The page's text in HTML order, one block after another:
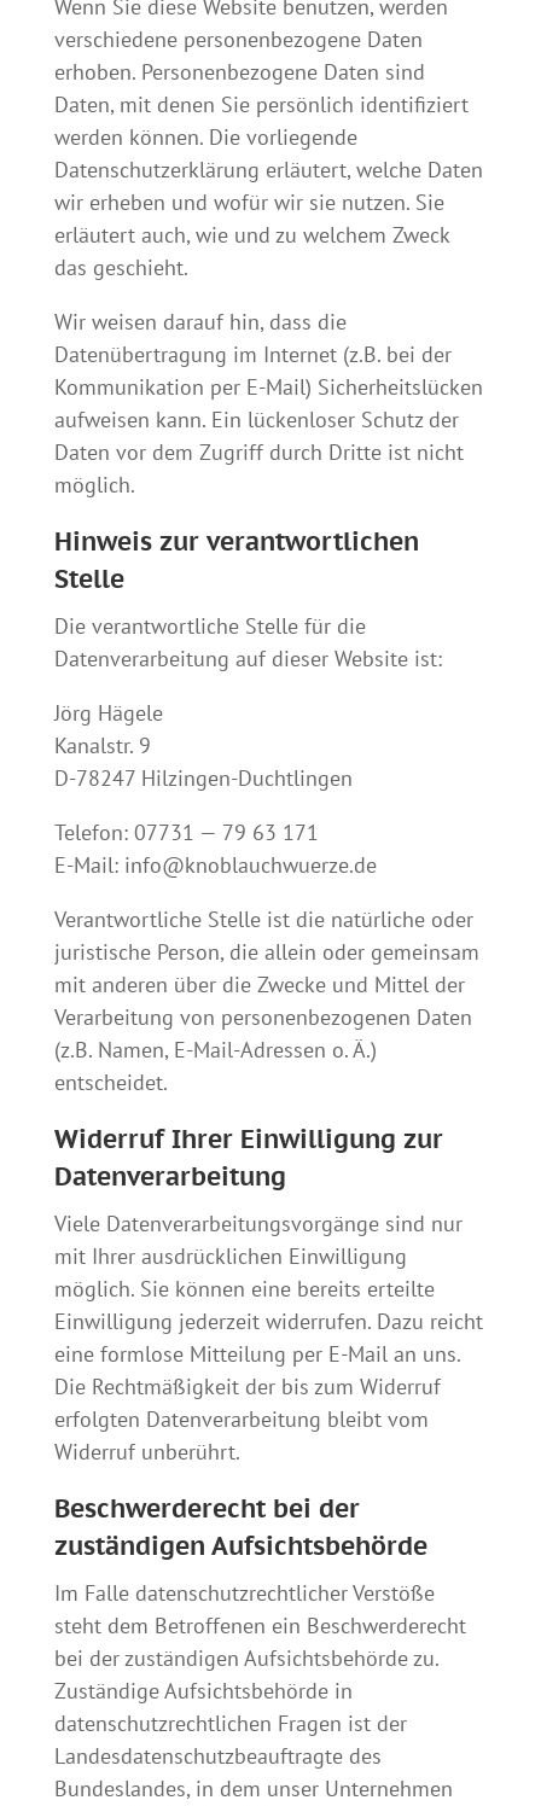
Wenn Sie diese Website benutzen, werden
verschiedene personenbezogene Daten
erhoben. Personenbezogene Daten sind
Daten, mit denen Sie persönlich identifiziert
werden können. Die vorliegende
Datenschutzerklärung erläutert, welche Daten
wir erheben und wofür wir sie nutzen. Sie
erläutert auch, wie und zu welchem Zweck
das geschieht.
Wir weisen darauf hin, dass die
Datenübertragung im Internet (z.B. bei der
Kommunikation per E-Mail) Sicherheitslücken
aufweisen kann. Ein lückenloser Schutz der
Daten vor dem Zugriff durch Dritte ist nicht
möglich.
Hinweis zur verantwortlichen
Stelle
Die verantwortliche Stelle für die
Datenverarbeitung auf dieser Website ist:
Jörg Hägele
Kanalstr. 9
D-78247 Hilzingen-Duchtlingen
Telefon: 07731 — 79 63 171
E-Mail: info@knoblauchwuerze.de
Verantwortliche Stelle ist die natürliche oder
juristische Person, die allein oder gemeinsam
mit anderen über die Zwecke und Mittel der
Verarbeitung von personenbezogenen Daten
(z.B. Namen, E-Mail-Adressen o. Ä.)
entscheidet.
Widerruf Ihrer Einwilligung zur
Datenverarbeitung
Viele Datenverarbeitungsvorgänge sind nur
mit Ihrer ausdrücklichen Einwilligung
möglich. Sie können eine bereits erteilte
Einwilligung jederzeit widerrufen. Dazu reicht
eine formlose Mitteilung per E-Mail an uns.
Die Rechtmäßigkeit der bis zum Widerruf
erfolgten Datenverarbeitung bleibt vom
Widerruf unberührt.
Beschwerderecht bei der
zuständigen Aufsichtsbehörde
Im Falle datenschutzrechtlicher Verstöße
steht dem Betroffenen ein Beschwerderecht
bei der zuständigen Aufsichtsbehörde zu.
Zuständige Aufsichtsbehörde in
datenschutzrechtlichen Fragen ist der
Landesdatenschutzbeauftragte des
Bundeslandes, in dem unser Unternehmen